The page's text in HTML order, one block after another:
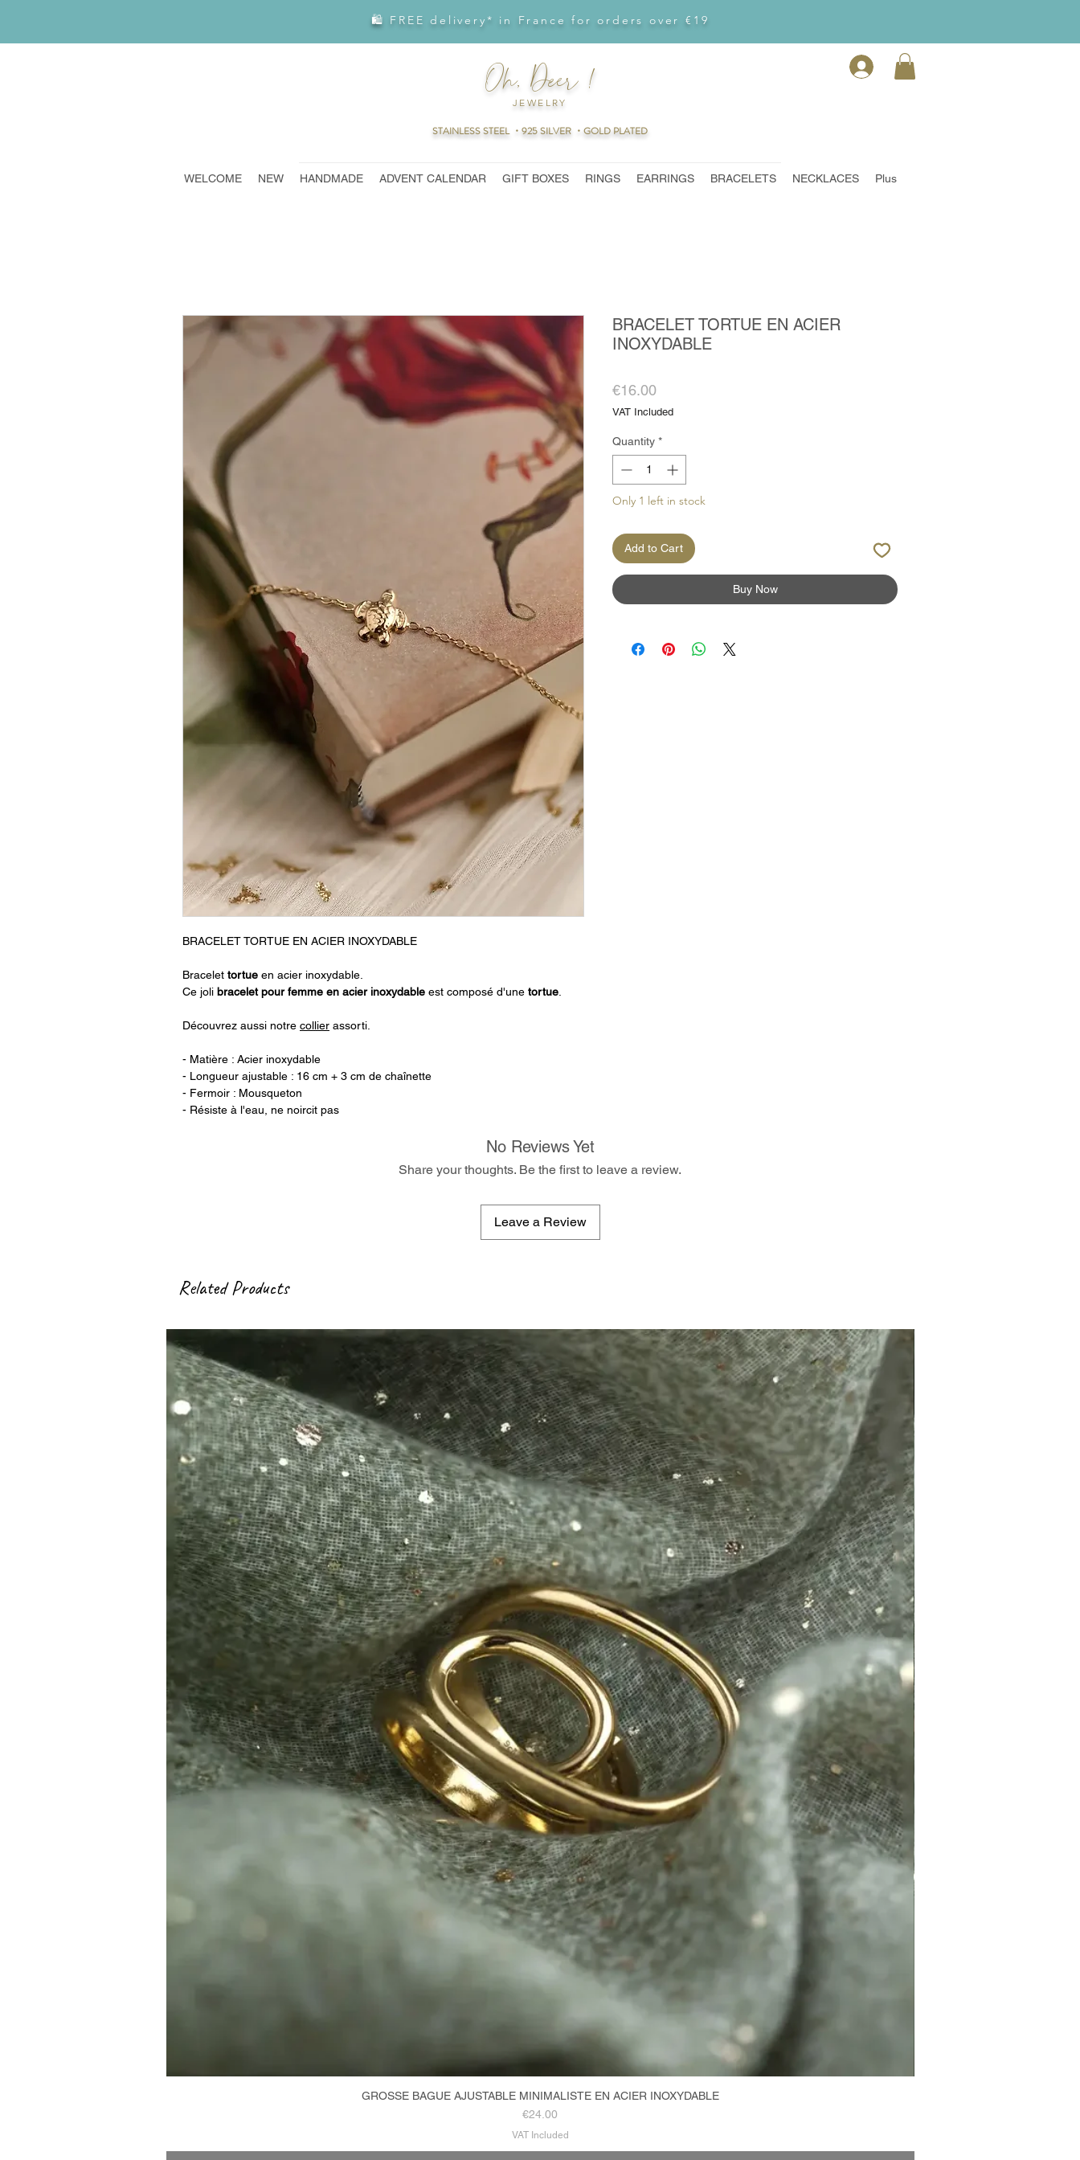
🛍 FREE delivery* in France for orders over €19
Oh, Deer !
JEWELRY
STAINLESS STEEL ・925 SILVER ・GOLD PLATED
WELCOME NEW HANDMADE ADVENT CALENDAR GIFT BOXES RINGS EARRINGS BRACELETS NECKLACES Plus
BRACELET TORTUE EN ACIER INOXYDABLE
Bracelet tortue en acier inoxydable.
Ce joli bracelet pour femme en acier inoxydable est composé d'une tortue
Découvrez aussi notre collier assorti.
- Matière : Acier inoxydable
- Longueur ajustable : 16 cm + 3 cm de chaînette
- Fermoir : Mousqueton
- Résiste à l'eau, ne noircit pas
BRACELET TORTUE EN ACIER
INOXYDABLE
€16.00Price
VAT Included
Quantity *
Only 1 left in stock
Add to Cart
Buy Now
No Reviews Yet
Share your thoughts. Be the first to leave a review.
Leave a Review
Related Products
Quick View
GROSSE BAGUE AJUSTABLE MINIMALISTE EN ACIER INOXYDABLE
Price
€24.00
VAT Included